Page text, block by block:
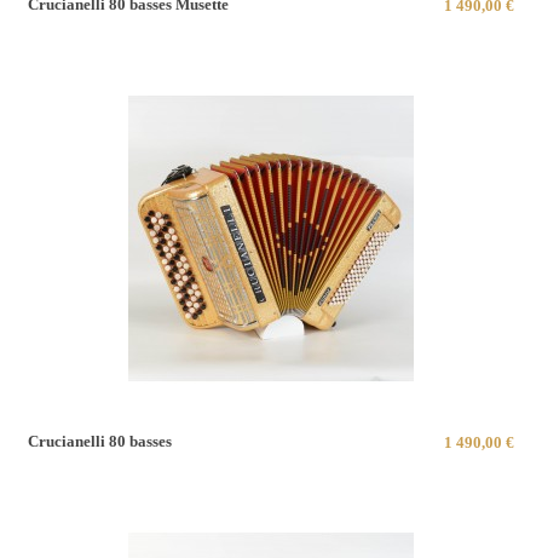
Crucianelli 80 basses Musette 1 490,00 €
Crucianelli 80 basses 1 490,00 €